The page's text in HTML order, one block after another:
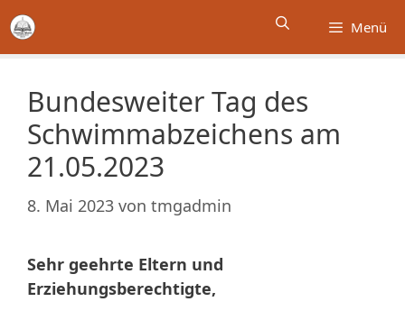
Zum
Inhalt
springen
Menü
Bundesweiter Tag des
Schwimmabzeichens am
21.05.2023
8. Mai 2023 von tmgadmin
Sehr geehrte Eltern und
Erziehungsberechtigte,